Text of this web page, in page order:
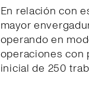
En relación con
mayor
operando en
operaciones con
inicial de 250